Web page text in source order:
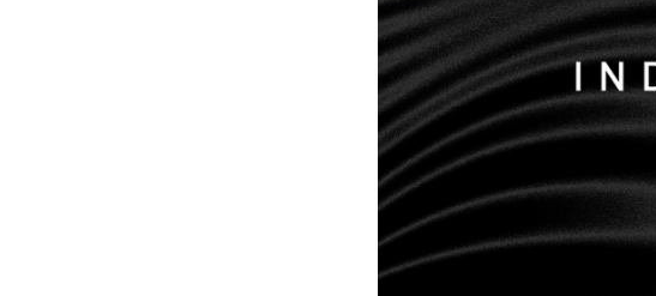
Manassero, Samsung Ads: «Con Total
Perez, Samsung Ads:
mercato strategico e